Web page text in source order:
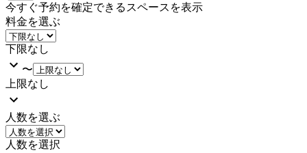
今すぐ予約を確定できるスペースを表示
料金を選ぶ
下限なし
〜
上限なし
人数を選ぶ
人数を選択